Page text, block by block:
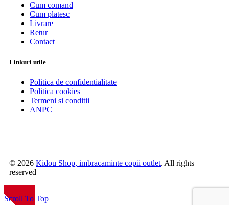
Cum comand
Cum platesc
Livrare
Retur
Contact
Linkuri utile
Politica de confidentialitate
Politica cookies
Termeni si conditii
ANPC
© 2026 Kidou Shop, imbracaminte copii outlet. All rights
reserved
Scroll To Top